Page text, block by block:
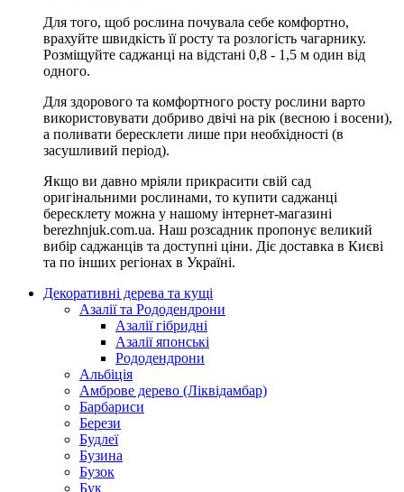
Для того, щоб рослина почувала себе комфортно,
врахуйте швидкість її росту та розлогість чагарнику.
Розміщуйте саджанці на відстані 0,8 - 1,5 м один від
одного.
Для здорового та комфортного росту рослини варто
використовувати добриво двічі на рік (весною і восени),
а поливати бересклети лише при необхідності (в
засушливий період).
Якщо ви давно мріяли прикрасити свій сад
оригінальними рослинами, то купити саджанці
бересклету можна у нашому інтернет-магазині
berezhnjuk.com.ua. Наш розсадник пропонує великий
вибір саджанців та доступні ціни. Діє доставка в Києві
та по інших регіонах в Україні.
Декоративні дерева та кущі
Азалії та Рододендрони
Азалії гібридні
Азалії японські
Рододендрони
Альбіція
Амброве дерево (Ліквідамбар)
Барбариси
Берези
Будлеї
Бузина
Бузок
Бук